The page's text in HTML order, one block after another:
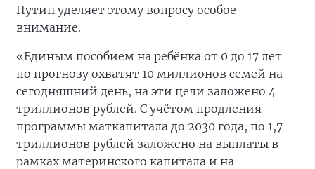
Путин уделяет этому вопросу особое
внимание.
«Единым пособием на ребёнка от 0 до 17 лет
по прогнозу охватят 10 миллионов семей на
сегодняшний день, на эти цели заложено 4
триллионов рублей. С учётом продления
программы маткапитала до 2030 года, по 1,7
триллионов рублей заложено на выплаты в
рамках материнского капитала и на